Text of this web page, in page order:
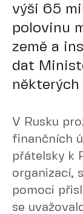
výši 65
polovinu
země a
dat
V Rusku
finančních
přátelsky k
organizací,
pomoci
se